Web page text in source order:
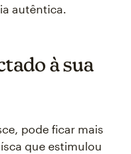
autêntica.
à sua
pode ficar mais
que estimulou